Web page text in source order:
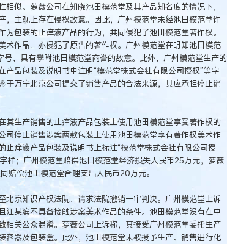
似。萝薇公司在知晓池田模范堂及其产品知名度的情况下，
，主观上存在侵权故意。因此，广州模范堂未经池田模范堂许
包装的止痒液产品的行为，共同侵犯了池田模范堂著作权。
术作品，亦侵犯了原告的著作权。广州模范堂在明知池田模范
，具有攀附池田模范堂商誉的故意。此外，广州模范堂生产的
品包装及说明书中注明“模范堂株式会社有限公司授权”等字
于万宁北京公司提交了销售产品的合法来源，其应承担停止销
其生产销售的止痒液产品包装上使用池田模范堂享受著作权的
司停止销售涉案两款包装上使用池田模范堂享有著作权美术作
痒液产品包装及说明书上标注“模范堂株式会社有限公司授
样；广州模范堂赔偿池田模范堂经济损失人民币25万元，萝薇
赔偿池田模范堂合理支出人民币20万元。
北京知识产权法院，请求法院撤销一审判决。广州模范堂上诉
某滨不具备接触涉案美术作品的条件。池田模范堂没有在中
相关公众混淆。萝薇公司上诉称，其接受广州模范堂委托生产
容器及包装盒。此外，池田模范堂未被授予生产、销售进行化